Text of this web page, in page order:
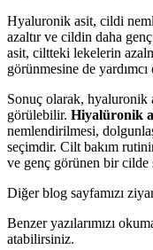
Hyaluronik asit, cildi
azaltır ve cildin daha
asit, ciltteki lekelerin
görünmesine de yardımcı
Sonuç olarak,
görülebilir. Hiyalüronik
nemlendirilmesi,
seçimdir. Cilt bakım
ve genç görünen bir cilde
Diğer blog sayfamızı
Benzer yazılarımızı
atabilirsiniz.